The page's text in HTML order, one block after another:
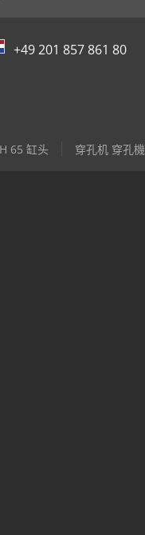
+49 201 857 861 80
65 缸头 穿孔机 穿孔機